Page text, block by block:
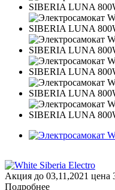
Акция до 03,11,2021 цена
Подробнее